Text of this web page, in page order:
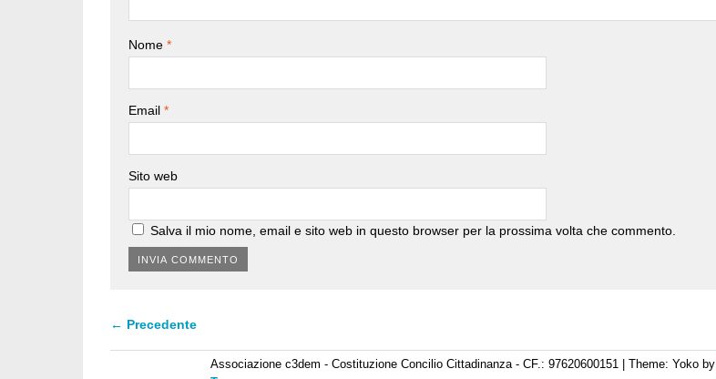
Nome *
Email *
Sito web
Salva il mio nome, email e sito web in questo browser per la prossima volta che commento.
← Precedente
Associazione c3dem - Costituzione Concilio Cittadinanza - CF.: 97620600151 Theme: Yoko by